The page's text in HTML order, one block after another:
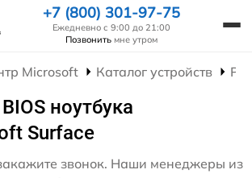
+7 (800) 301-97-75
Ежедневно с 9:00 до 21:00
Позвонить мне утром
Microsoft Каталог устройств
ноутбука
Surface
звонок. Наши менеджеры из